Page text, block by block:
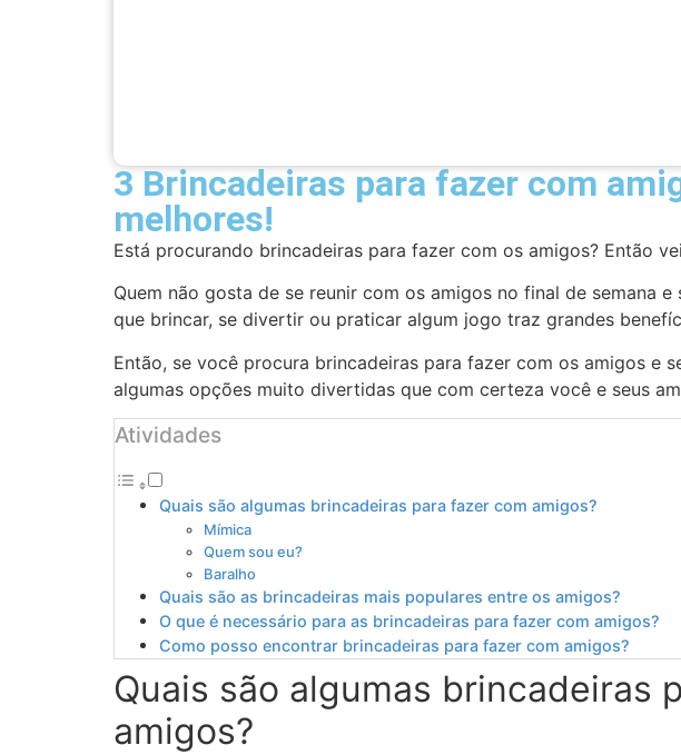
3 Brincadeiras para fazer com
melhores!
Está procurando brincadeiras para fazer com os amigos? Então
Quem não gosta de se reunir com os amigos no final de semana
que brincar, se divertir ou praticar algum jogo traz grandes
Então, se você procura brincadeiras para fazer com os amigos e
algumas opções muito divertidas que com certeza você e seus
Atividades
Quais são algumas brincadeiras para fazer com amigos?
Mímica
Quem sou eu?
Baralho
Quais são as brincadeiras mais populares entre os amigos?
O que é necessário para as brincadeiras para fazer com amigos?
Como posso encontrar brincadeiras para fazer com amigos?
Quais são algumas brincadeiras
amigos?